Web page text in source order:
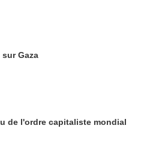
Gaza
de l'ordre capitaliste mondial